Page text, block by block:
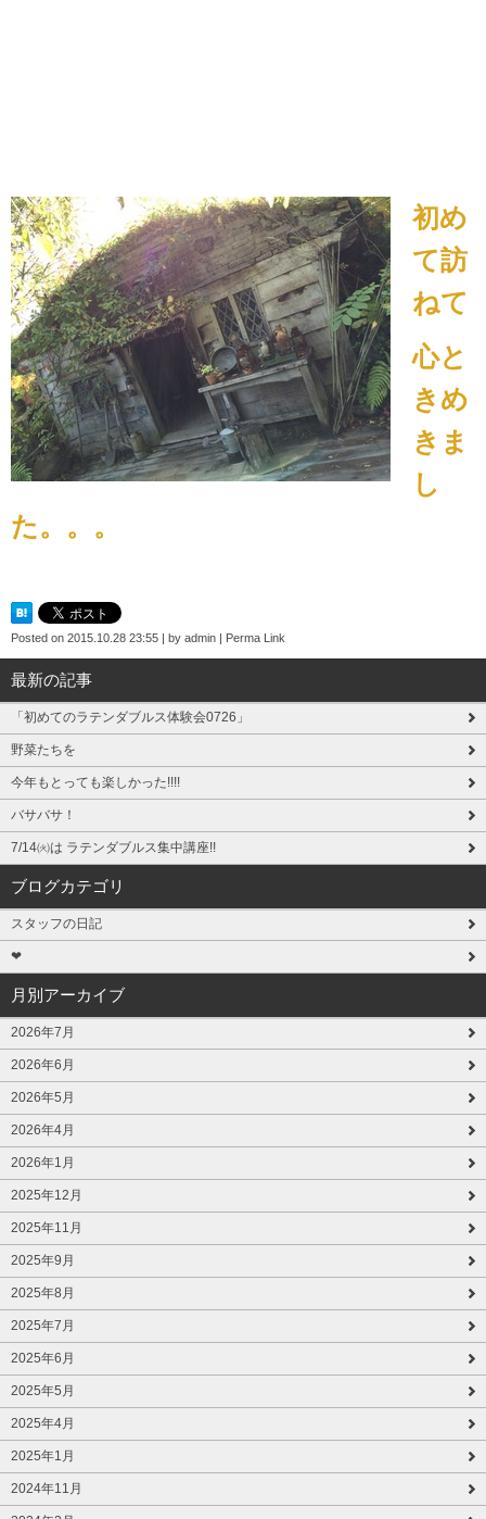
初め
て訪
ねて
心と
きめ
きま
し
た。。。
Posted on 2015.10.28 23:55 | by admin | Perma Link
最新の記事
「初めてのラテンダブルス体験会0726」
野菜たちを
今年もとっても楽しかった!!!!
バサバサ！
7/14㈫は ラテンダブルス集中講座!!
ブログカテゴリ
スタッフの日記
❤
月別アーカイブ
2026年7月
2026年6月
2026年5月
2026年4月
2026年1月
2025年12月
2025年11月
2025年9月
2025年8月
2025年7月
2025年6月
2025年5月
2025年4月
2025年1月
2024年11月